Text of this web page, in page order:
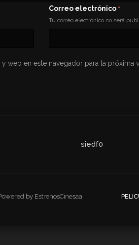
Correo electrónico *
Tu correo electrónico no será
web en este navegador para la próxima
siedf0
by EstrenosCinesaa